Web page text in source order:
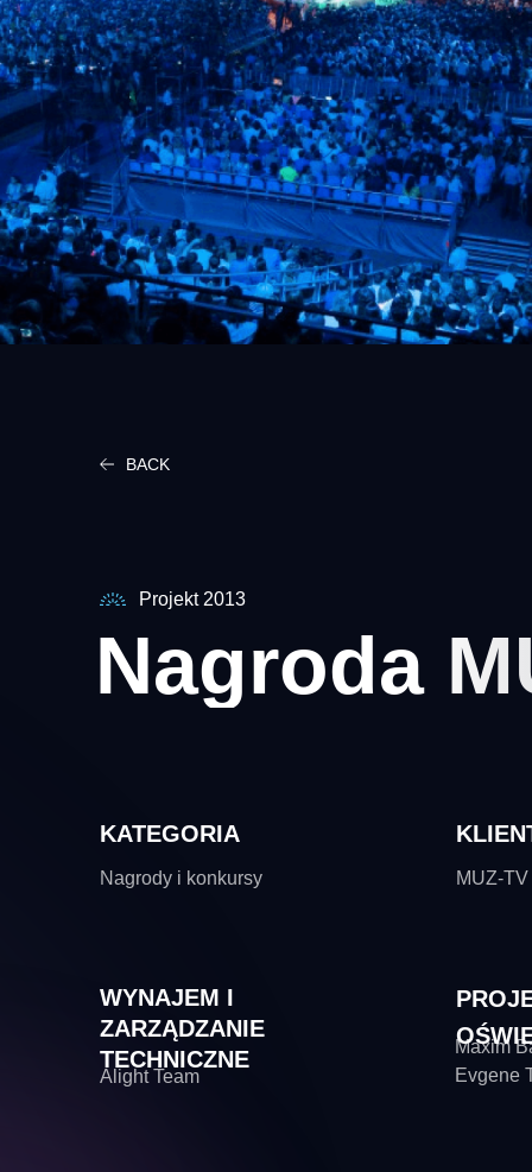
BACK
Projekt 2013
KATEGORIA
Nagrody i konkursy MUZ-TV
WYNAJEM I
ZARZĄDZANIE
TECHNICZNE
Alight Team
Maxim
Evgene
Nagroda